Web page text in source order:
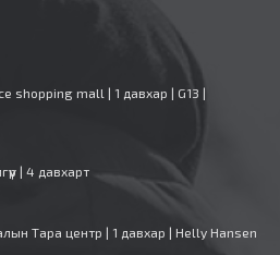
shopping mall | 1 давхар | G13 |
| 4 давхарт
Тара центр | 1 давхар | Helly Hansen